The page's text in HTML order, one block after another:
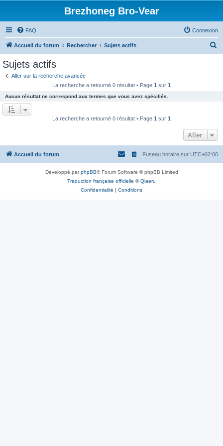
Brezhoneg Bro-Vear
FAQ Connexion
Accueil du forum Rechercher Sujets actifs
e
r
Sujets actifs
Aller sur la recherche avancée
La recherche a retourné 0 résultat • Page 1 sur 1
Aucun résultat ne correspond aux termes que vous avez spécifiés.
La recherche a retourné 0 résultat • Page 1 sur 1
Aller
Accueil du forum Fuseau horaire sur UTC+02:00
Développé parphpBB® Forum Software © phpBB Limited
Traduction française officielle ©Qiaeru
Confidentialité | Conditions